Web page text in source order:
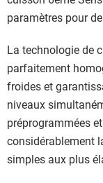
paramètres pour
La technologie de
parfaitement
froides et
niveaux
préprogrammées
considérablement
simples aux plus